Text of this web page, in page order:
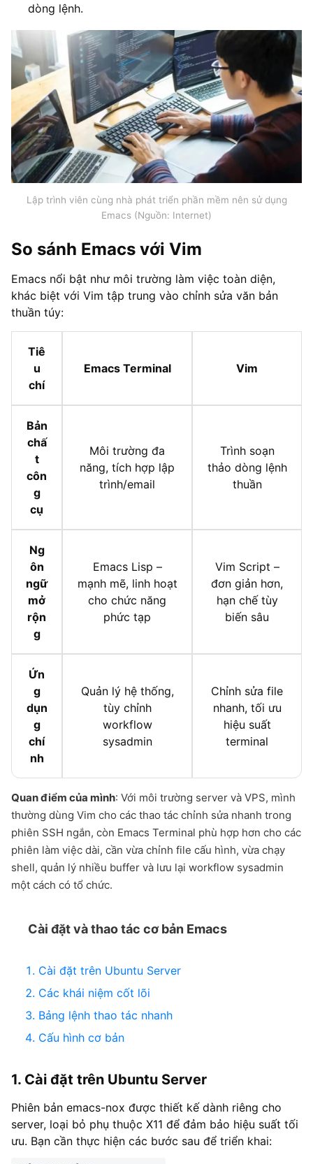
dòng lệnh.
Lập trình viên cùng nhà phát triển phần mềm nên sử dụng
Emacs (Nguồn: Internet)
So sánh Emacs với Vim
Emacs nổi bật như môi trường làm việc toàn diện,
khác biệt với Vim tập trung vào chỉnh sửa văn bản
thuần túy:
Tiê
u
chí
Emacs Terminal Vim
Bản
chấ
t
côn
g
cụ
Môi trường đa
năng, tích hợp lập
trình/email
Trình soạn
thảo dòng lệnh
thuần
Ng
ôn
ngữ
mở
rộn
g
Emacs Lisp –
mạnh mẽ, linh hoạt
cho chức năng
phức tạp
Vim Script –
đơn giản hơn,
hạn chế tùy
biến sâu
Ứn
g
dụn
g
chí
nh
Quản lý hệ thống,
tùy chỉnh
workflow
sysadmin
Chỉnh sửa file
nhanh, tối ưu
hiệu suất
terminal
Quan điểm của mình: Với môi trường server và VPS, mình
thường dùng Vim cho các thao tác chỉnh sửa nhanh trong
phiên SSH ngắn, còn Emacs Terminal phù hợp hơn cho các
phiên làm việc dài, cần vừa chỉnh file cấu hình, vừa chạy
shell, quản lý nhiều buffer và lưu lại workflow sysadmin
một cách có tổ chức.
Cài đặt và thao tác cơ bản Emacs
Cài đặt trên Ubuntu Server
Các khái niệm cốt lõi
Bảng lệnh thao tác nhanh
Cấu hình cơ bản
1. Cài đặt trên Ubuntu Server
Phiên bản emacs-nox được thiết kế dành riêng cho
server, loại bỏ phụ thuộc X11 để đảm bảo hiệu suất tối
ưu. Bạn cần thực hiện các bước sau để triển khai: